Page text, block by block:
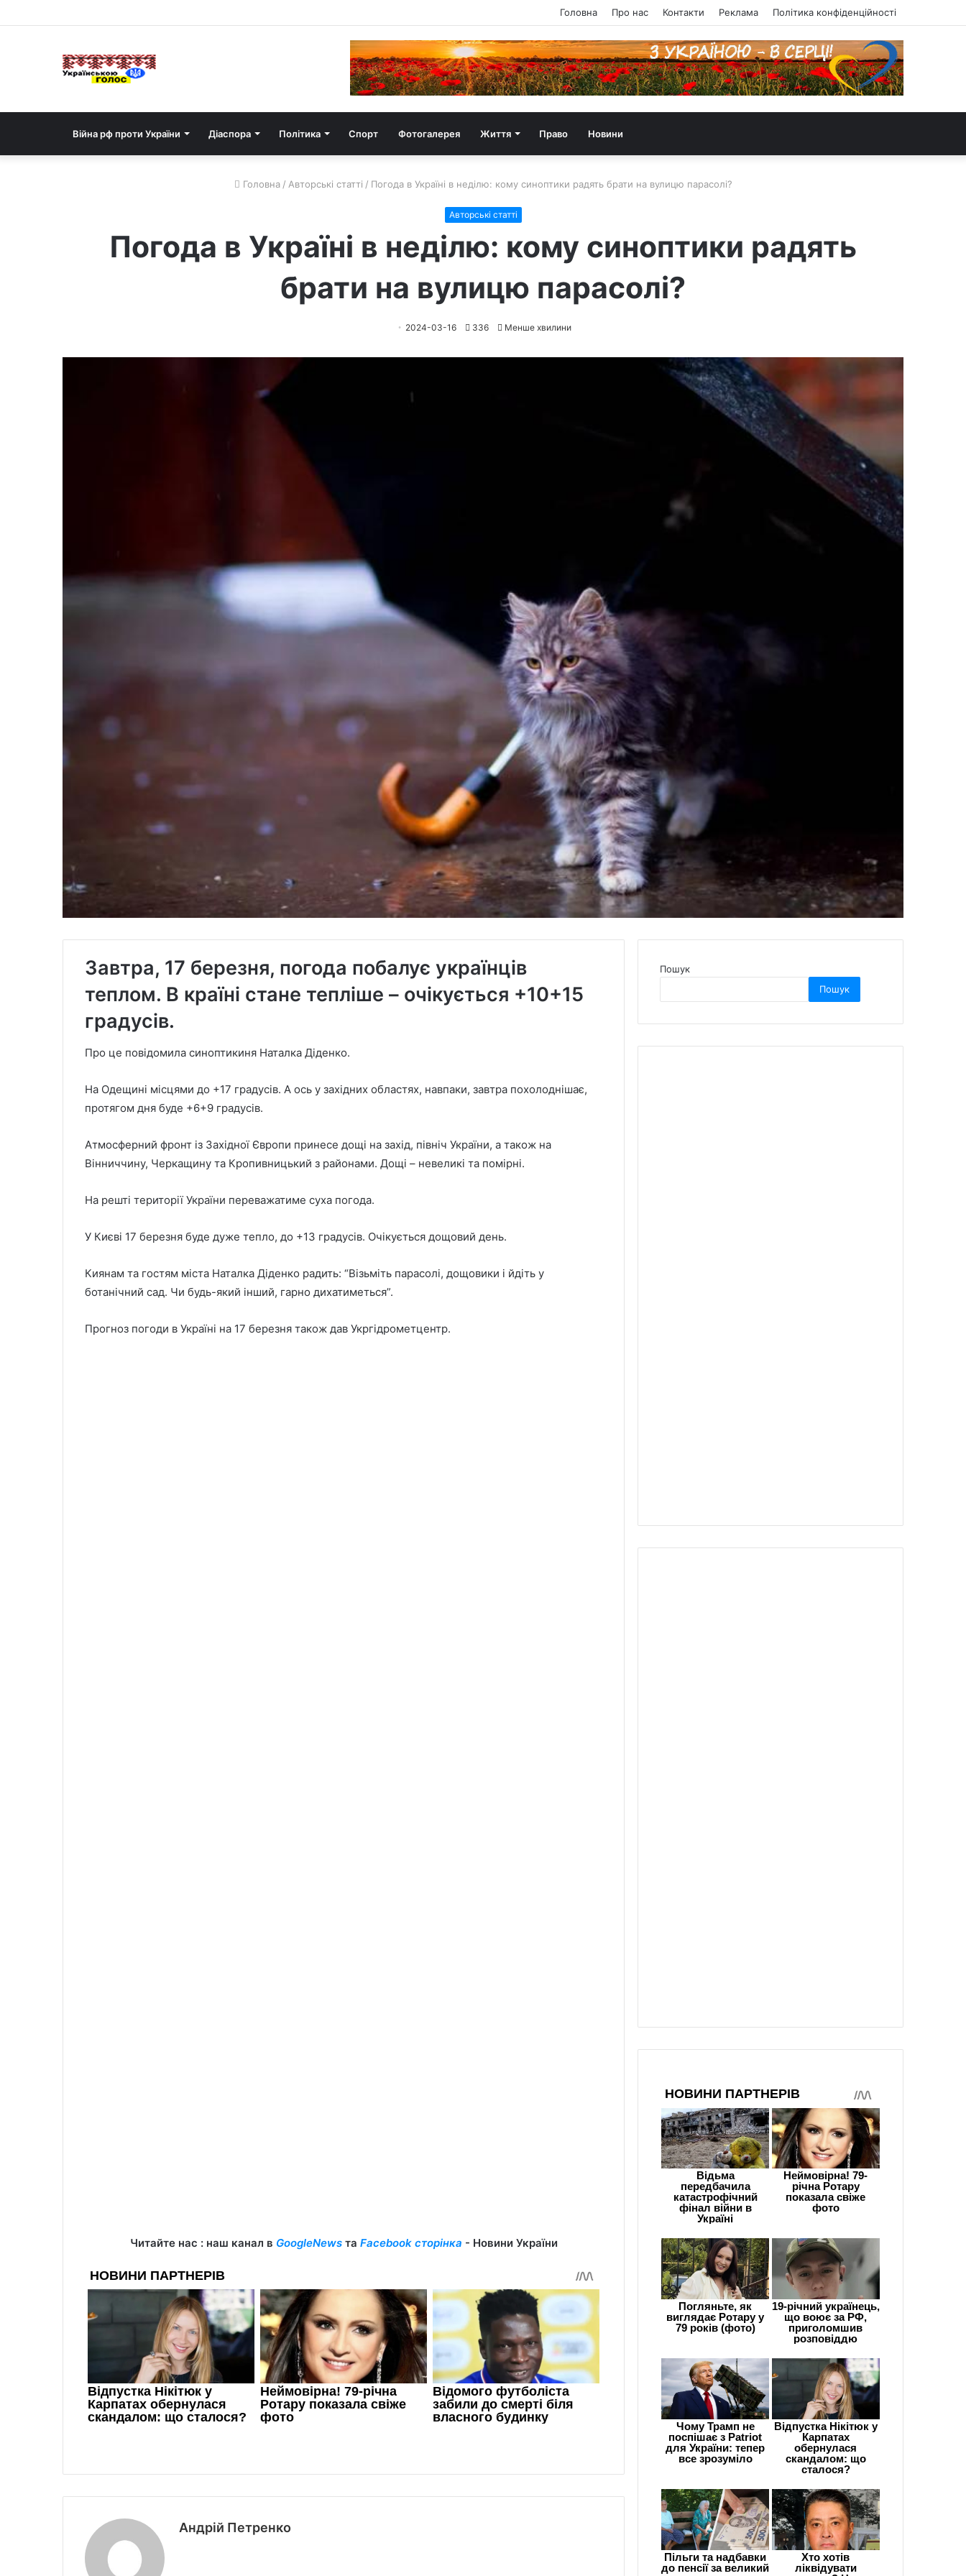
Головна Про нас Контакти Реклама Політика конфіденційності
Війна рф проти України Діаспора Політика Спорт Фотогалерея Життя Право Новини
Головна / Авторські статті / Погода в Україні в неділю: кому синоптики радять брати на вулицю парасолі?
Авторські статті
Погода в Україні в неділю: кому синоптики радять
брати на вулицю парасолі?
2024-03-16 336 Менше хвилини
Завтра, 17 березня, погода побалує українців
теплом. В країні стане тепліше – очікується +10+15
градусів.
Про це повідомила синоптикиня Наталка Діденко.
На Одещині місцями до +17 градусів. А ось у західних областях, навпаки, завтра похолоднішає,
протягом дня буде +6+9 градусів.
Атмосферний фронт із Західної Європи принесе дощі на захід, північ України, а також на
Вінниччину, Черкащину та Кропивницький з районами. Дощі – невеликі та помірні.
На решті території України переважатиме суха погода.
У Києві 17 березня буде дуже тепло, до +13 градусів. Очікується дощовий день.
Киянам та гостям міста Наталка Діденко радить: “Візьміть парасолі, дощовики і йдіть у
ботанічний сад. Чи будь-який інший, гарно дихатиметься”.
Прогноз погоди в Україні на 17 березня також дав Укргідрометцентр.
Читайте нас : наш канал в GoogleNewsта Facebook сторінка - Новини України
Андрій Петренко
Пошук
Пошук